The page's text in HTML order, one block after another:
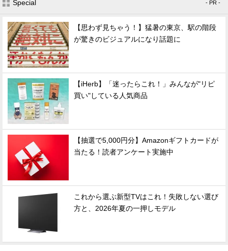
Special - PR -
【思わず見ちゃう！】猛暑の東京、駅の階段
が驚きのビジュアルになり話題に
【iHerb】「迷ったらこれ！」みんなが"リピ
買い"している人気商品
【抽選で5,000円分】Amazonギフトカードが
当たる！読者アンケート実施中
これから選ぶ新型TVはこれ！失敗しない選び
方と、2026年夏の一押しモデル